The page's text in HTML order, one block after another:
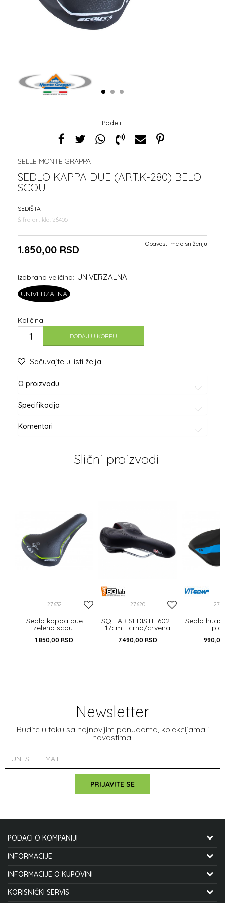
1 2 3
Podeli
SELLE MONTE GRAPPA
SEDLO KAPPA DUE (ART.K-280) BELO
SCOUT
SEDIŠTA
Šifra artikla: 26405
1.850,00 RSD Obavesti me o sniženju
Izabrana veličina: UNIVERZALNA
UNIVERZALNA
Količina:
DODAJ U KORPU
Sačuvajte u listi želja
O proizvodu
Specifikacija
Komentari
Slični proizvodi
27632
Sedlo kappa due
zeleno scout
1.850,00 RSD
27620
SQ-LAB SEDISTE 602 -
17cm - crna/crvena
7.490,00 RSD
Sedlo
Newsletter
Budite u toku sa najnovijim ponudama, kolekcijama i
novostima!
PRIJAVITE SE
PODACI O KOMPANIJI
CYCLO MANIA INTERNATIONAL DOO
21000 NOVI SAD, SRBIJA
INFORMACIJE
O NAMA
ZAPOSLENJE
INFORMACIJE O KUPOVINI
KAKO KUPITI
KORISNIČKI SERVIS